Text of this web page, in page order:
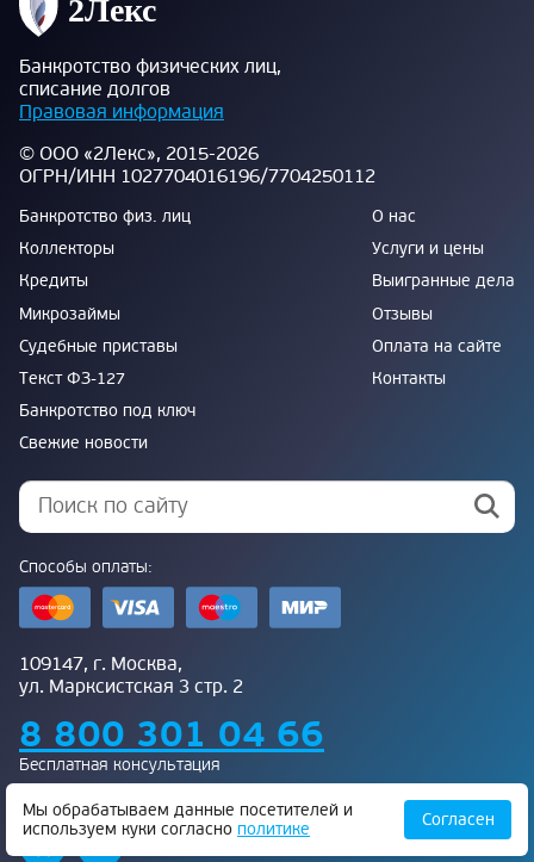
Банкротство физических лиц,
списание долгов
Правовая информация
© ООО «2Лекс», 2015-2026
ОГРН/ИНН 1027704016196/7704250112
Банкротство физ. лиц
Коллекторы
Кредиты
Микрозаймы
Судебные приставы
Текст ФЗ-127
Банкротство под ключ
Свежие новости
О нас
Услуги и цены
Выигранные дела
Отзывы
Оплата на сайте
Контакты
Способы оплаты:
109147, г. Москва,
ул. Марксистская 3 стр. 2
8 800 301 04 66
Бесплатная консультация
Мы обрабатываем данные посетителей и
используем куки согласно политике Согласен